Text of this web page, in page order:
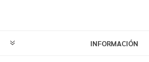
INFORMACIÓN